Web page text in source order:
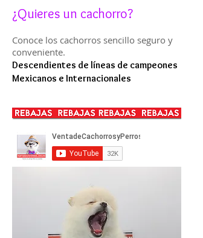
¿Quieres un cachorro?
Conoce los cachorros sencillo seguro y
conveniente.
Descendientes de líneas de campeones
Mexicanos e Internacionales